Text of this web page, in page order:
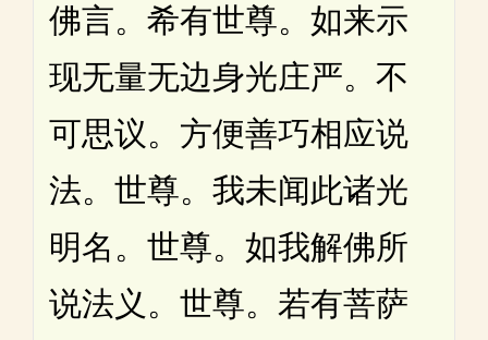
佛言。希有世尊。如来示
现无量无边身光庄严。不
可思议。方便善巧相应说
法。世尊。我未闻此诸光
明名。世尊。如我解佛所
说法义。世尊。若有菩萨